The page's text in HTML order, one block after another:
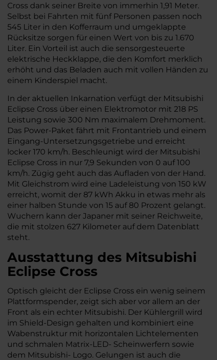
Cross dank seiner Breite von immerhin 1,91 Meter.
Selbst bei Fahrten mit fünf Personen passen noch
545 Liter in den Kofferraum und umgeklappte
Rücksitze sorgen für einen Wert von bis zu 1.670
Liter. Ein Vorteil ist auch die sensorgesteuerte
elektrische Heckklappe, die den Komfort merklich
erhöht und das Beladen auch mit vollen Händen zu
einem Kinderspiel macht.
In der aktuellen Inkarnation verfügt der Mitsubishi
Eclipse Cross über einen Elektromotor mit 218 PS
Leistung sowie 300 Nm maximalem Drehmoment.
Das Power-Paket fährt mit Frontantrieb und einem
Eingang-Untersetzungsgetriebe und erreicht
locker 170 km/h. Beschleunigt wird der Mitsubishi
Eclipse Cross in nur 7,9 Sekunden von 0 auf 100
km/h. Zügig geht auch das Aufladen von der Hand.
Mit Gleichstrom wird eine Ladeleistung von 150 kW
erreicht, womit der 87 kWh Akku in etwas mehr als
einer halben Stunde von 15 auf 80 Prozent gelangt.
Wuchern kann der Japaner mit seiner Reichweite,
die mit stolzen 627 Kilometer auf dem Datenblatt
steht.
Ausstattung des Mitsubishi
Eclipse Cross
Optisch gleicht der Eclipse Cross ein wenig seinem
Plattformspender, zeigt sich aber vor allem an der
Front als ein echter Mitsubishi. Der Kühlergrill wird
im Shield-Design gehalten und kombiniert eine
Wabenstruktur mit horizontalen Lichtelementen
und schmalen Matrix-LED- Scheinwerfern sowie
dem Mitsubishi- Logo. Gelungen ist auch die